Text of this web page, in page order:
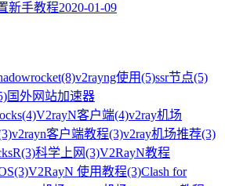
新手教程2020-01-09
(8)v2rayng使用(5)ssr节点(5)
国外网站加速器
(4)V2rayN客户端(4)v2ray机场
v2rayn客户端教程(3)v2ray机场推荐(3)
(3)科学上网(3)V2RayN教程
(3)V2RayN 使用教程(3)Clash for